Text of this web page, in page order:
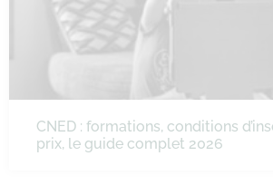
CNED : formations, conditions
prix, le guide complet 2026